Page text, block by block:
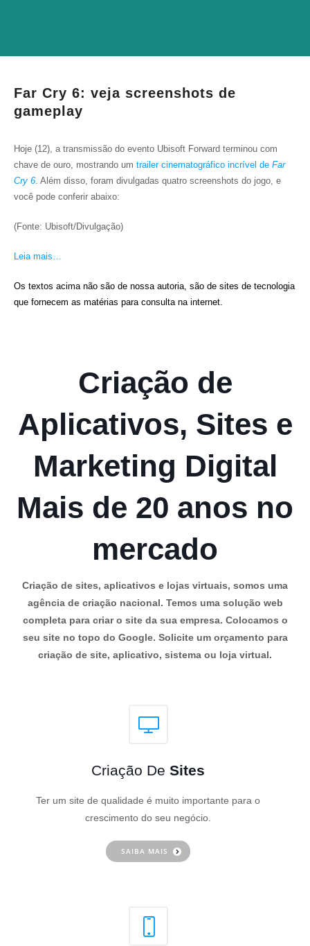
Far Cry 6: veja screenshots de
gameplay
Hoje (12), a transmissão do evento Ubisoft Forward terminou com
chave de ouro, mostrando um trailer cinematográfico incrível de Far
Cry 6. Além disso, foram divulgadas quatro screenshots do jogo, e
você pode conferir abaixo:
(Fonte: Ubisoft/Divulgação)
Leia mais…
Os textos acima não são de nossa autoria, são de sites de tecnologia
que fornecem as matérias para consulta na internet.
Criação de
Aplicativos, Sites e
Marketing Digital
Mais de 20 anos no
mercado
Criação de sites, aplicativos e lojas virtuais, somos uma
agência de criação nacional. Temos uma solução web
completa para criar o site da sua empresa. Colocamos o
seu site no topo do Google. Solicite um orçamento para
criação de site, aplicativo, sistema ou loja virtual.
Criação De Sites
Ter um site de qualidade é muito importante para o
crescimento do seu negócio.
SAIBA MAIS